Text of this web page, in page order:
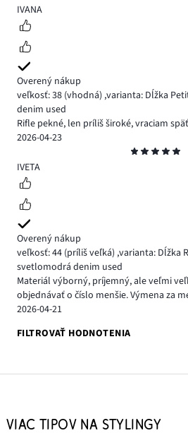
4
IVANA
Overený nákup
veľkosť: 38 (vhodná) ,varianta: Dĺžka
denim used
Rifle pekné, len príliš široké, vraciam späť
2026-04-23
5
IVETA
Overený nákup
veľkosť: 44 (príliš veľká) ,varianta: Dĺžka
svetlomodrá denim used
Materiál výborný, príjemný, ale veľmi
objednávať o číslo menšie. Výmena za
2026-04-21
FILTROVAŤ HODNOTENIA
VIAC TIPOV NA STYLINGY